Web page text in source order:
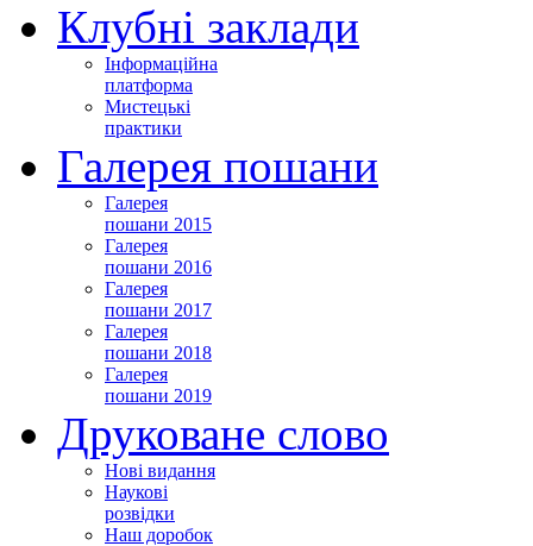
Клубні заклади
Інформаційна
платформа
Мистецькі
практики
Галерея пошани
Галерея
пошани 2015
Галерея
пошани 2016
Галерея
пошани 2017
Галерея
пошани 2018
Галерея
пошани 2019
Друковане слово
Нові видання
Наукові
розвідки
Наш доробок